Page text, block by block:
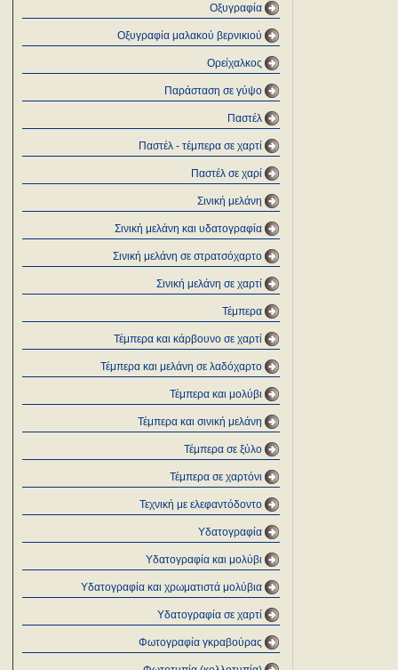
Οξυγραφία
Οξυγραφία μαλακού βερνικιού
Ορείχαλκος
Παράσταση σε γύψο
Παστέλ
Παστέλ - τέμπερα σε χαρτί
Παστέλ σε χαρί
Σινική μελάνη
Σινική μελάνη και υδατογραφία
Σινική μελάνη σε στρατσόχαρτο
Σινική μελάνη σε χαρτί
Τέμπερα
Τέμπερα και κάρβουνο σε χαρτί
Τέμπερα και μελάνη σε λαδόχαρτο
Τέμπερα και μολύβι
Τέμπερα και σινική μελάνη
Τέμπερα σε ξύλο
Τέμπερα σε χαρτόνι
Τεχνική με ελεφαντόδοντο
Υδατογραφία
Υδατογραφία και μολύβι
Υδατογραφία και χρωματιστά μολύβια
Υδατογραφία σε χαρτί
Φωτογραφία γκραβούρας